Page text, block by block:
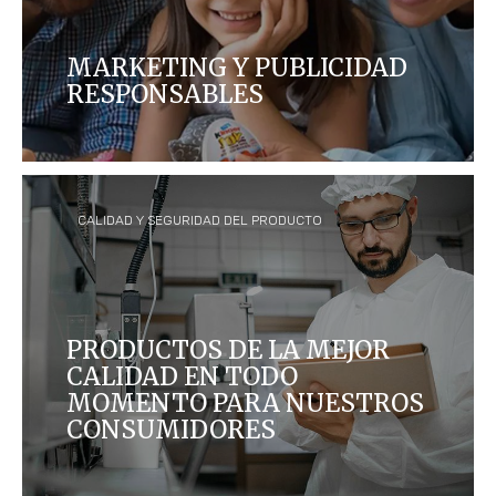
MARKETING Y PUBLICIDAD
RESPONSABLES
Queremos asegurarnos de que nuestras
comunicaciones de marketing ayuden a los
consumidores a tomar decisiones apropiadas
sobre los productos alimenticios que compran y
consumen.
CALIDAD Y SEGURIDAD DEL PRODUCTO
PRODUCTOS DE LA MEJOR
CALIDAD EN TODO
MOMENTO PARA NUESTROS
CONSUMIDORES
Las personas disfrutan de nuestros productos en
más de 170 países, y es nuestra responsabilidad